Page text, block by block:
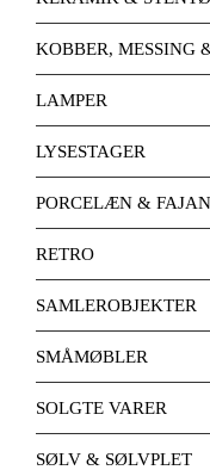
KOBBER, MESSING
LAMPER
LYSESTAGER
PORCELÆN &
RETRO
SAMLEROBJEKTER
SMÅMØBLER
SOLGTE VARER
SØLV & SØLVPLET